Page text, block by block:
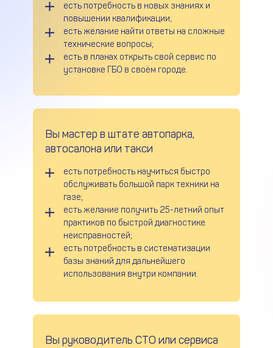
Вы мастер в штате автопарка,
автосалона или такси
есть потребность научиться быстро
обслуживать большой парк техники на
газе;
есть желание получить 25-летний опыт
практиков по быстрой диагностике
неисправностей;
есть потребность в систематизации
базы знаний для дальнейшего
использования внутри компании.
есть потребность в новых знаниях и
повышении квалификации;
есть желание найти ответы на сложные
технические вопросы;
есть в планах открыть свой сервис по
установке ГБО в своём городе.
Вы руководитель СТО или сервиса